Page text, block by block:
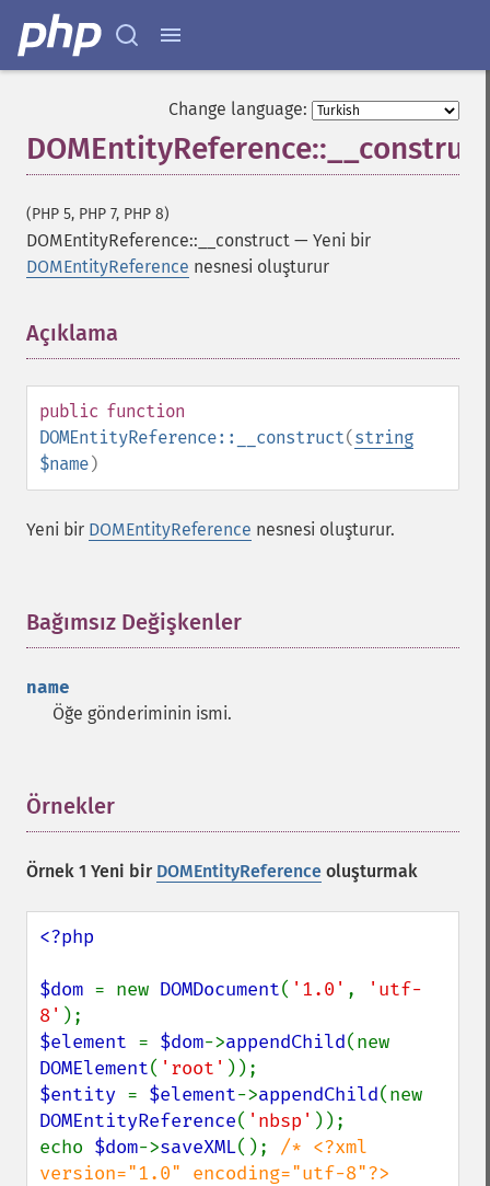
Change language:
DOMEntityReference::__construct
(PHP 5, PHP 7, PHP 8)
DOMEntityReference::__construct — Yeni bir
DOMEntityReference nesnesi oluşturur
Açıklama
public function
DOMEntityReference::__construct(string
$name)
Yeni bir DOMEntityReference nesnesi oluşturur.
Bağımsız Değişkenler
name
Öğe gönderiminin ismi.
Örnekler
Örnek 1 Yeni bir DOMEntityReference oluşturmak
<?php
$dom = new DOMDocument( '1.0' ,
'utf-
8'
$element = $dom->appendChild
DOMElement( 'root'
$entity = $element->appendChild
DOMEntityReference( 'nbsp' ));
echo $dom->saveXML(); /* <?xml
version="1.0" encoding="utf-8"?>